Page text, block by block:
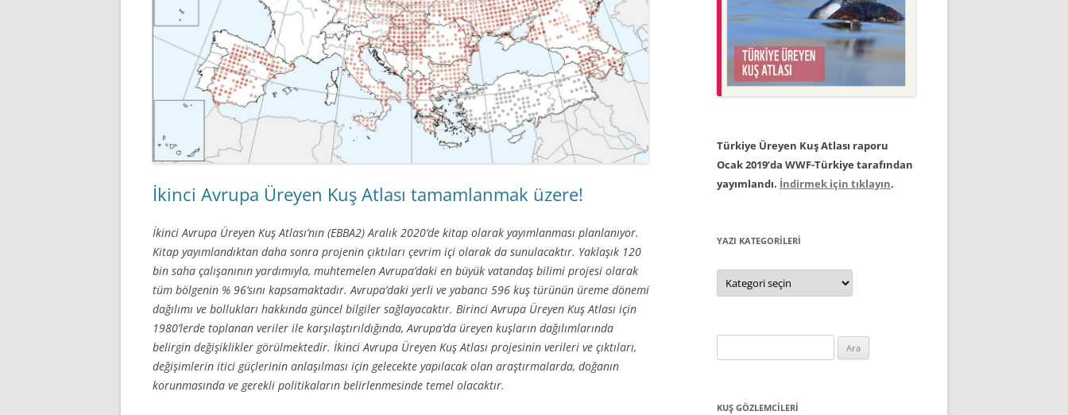
ÖTLEĞEN GRUBU
ARDIÇ GRUBU
TIRMAŞIKKUŞU GRUBU
İSPINOZ GRUBU
İkinci Avrupa Üreyen Kuş Atlası tamamlanmak üzere!
İkinci Avrupa Üreyen Kuş Atlası’nın (EBBA2) Aralık 2020’de kitap olarak yayımlanması planlanıyor.
Kitap yayımlandıktan daha sonra projenin çıktıları çevrim içi olarak da sunulacaktır. Yaklaşık 120
bin saha çalışanının yardımıyla, muhtemelen Avrupa’daki en büyük vatandaş bilimi projesi olarak
tüm bölgenin % 96’sını kapsamaktadır. Avrupa’daki yerli ve yabancı 596 kuş türünün üreme dönemi
dağılımı ve bollukları hakkında güncel bilgiler sağlayacaktır. Birinci Avrupa Üreyen Kuş Atlası için
1980’lerde toplanan veriler ile karşılaştırıldığında, Avrupa’da üreyen kuşların dağılımlarında
belirgin değişiklikler görülmektedir. İkinci Avrupa Üreyen Kuş Atlası projesinin verileri ve çıktıları,
değişimlerin itici güçlerinin anlaşılması için gelecekte yapılacak olan araştırmalarda, doğanın
korunmasında ve gerekli politikaların belirlenmesinde temel olacaktır.
Türkiye Üreyen Kuş Atlası raporu
Ocak 2019’da WWF-Türkiye tarafından
yayımlandı. İndirmek için tıklayın.
YAZI KATEGORILERI
Yazı
Kategorileri
KUŞ GÖZLEMCILERI